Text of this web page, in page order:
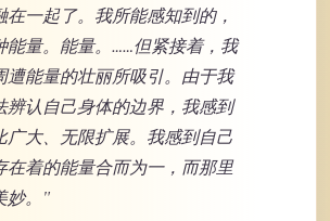
在一起了。我所能感知到的，
能量。能量。……但紧接着，我
遭能量的壮丽所吸引。由于我
辨认自己身体的边界，我感到
广大、无限扩展。我感到自己
在着的能量合而为一，而那里
妙。"